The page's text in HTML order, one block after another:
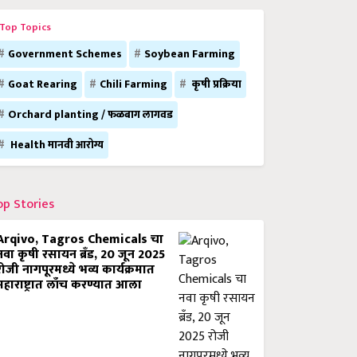
Topics
Government Schemes
Soybean Farming
Goat Rearing
Chili Farming
कृषी प्रक्रिया
Orchard planting / फळबाग लागवड
Health मानवी आरोग्य
Stories
Tagros Chemicals चा
कृषी रसायन ब्रँड, 20 जून 2025
नागपूरमध्ये भव्य कार्यक्रमात
लाँच करण्यात आला